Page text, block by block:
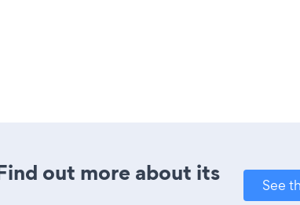
out more about its
See